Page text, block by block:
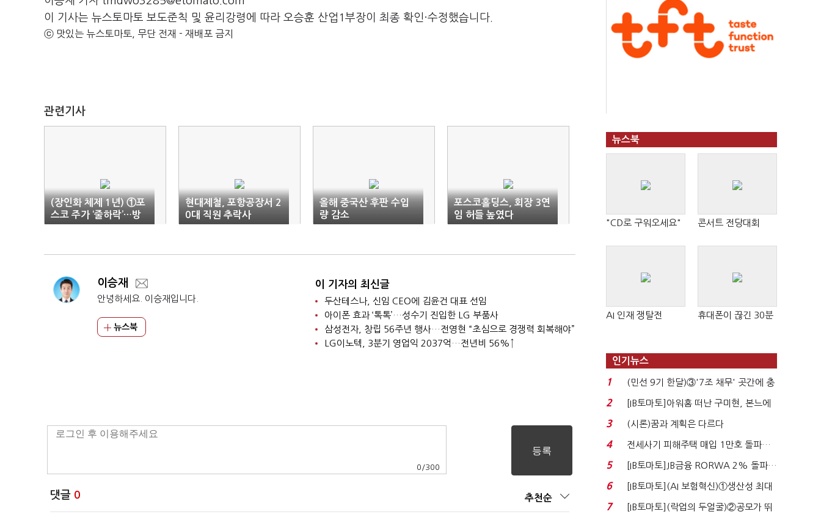
이 기사는 뉴스토마토 보도준칙 및 윤리강령에 따라 오승훈 산업1부장이 최종 확인·수정했습니다.
ⓒ 맛있는 뉴스토마토, 무단 전재 - 재배포 금지
관련기사
(장인화 체제 1년) ①포
스코 주가 ‘줄하락’…방
향성도 ‘실종’
현대제철, 포항공장서 2
0대 직원 추락사
올해 중국산 후판 수입
량 감소
포스코홀딩스, 회장 3연
임 허들 높였다
이승재
안녕하세요. 이승재입니다.
뉴스북
이 기자의 최신글
두산테스나, 신임 CEO에 김윤건 대표 선임
아이폰 효과 ‘톡톡’…성수기 진입한 LG 부품사
삼성전자, 창립 56주년 행사…전영현 “초심으로 경쟁력 회복해야”
LG이노텍, 3분기 영업익 2037억…전년비 56%↑
0 /300
댓글 0 추천순
뉴스북
"CD로 구워오세요" 콘서트 전당대회
AI 인재 쟁탈전 휴대폰이 끊긴 30분
인기뉴스
1
(민선 9기 한달)③'7조 채무' 곳간에 충
격…추미애, 20년...
2
[IB토마토]아워홈 떠난 구미현, 본느에
340억 베팅…가...
3 (시론)꿈과 계획은 다르다
4
전세사기 피해주택 매입 1만호 돌파…
누적 피해자 4만2...
5
[IB토마토]JB금융 RORWA 2% 돌파…
실적 견인은 은행 ...
6
[IB토마토](AI 보험혁신)①생산성 최대
80% 개선…현실...
7
[IB토마토](락업의 두얼굴)②공모가 뛰